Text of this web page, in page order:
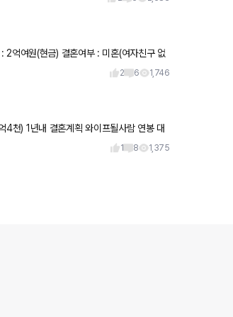
2 6 1,746
천) 1년내 결혼계획 와이프될사람 연봉 대
1 8 1,375